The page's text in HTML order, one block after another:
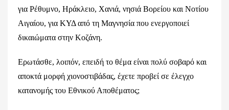
για Ρέθυμνο, Ηράκλειο, Χανιά, νησιά Βορείου και Νοτίου
Αιγαίου, για ΚΥΔ από τη Μαγνησία που ενεργοποιεί
δικαιώματα στην Κοζάνη.
Ερωτάσθε, λοιπόν, επειδή το θέμα είναι πολύ σοβαρό και
αποκτά μορφή χιονοστιβάδας, έχετε προβεί σε έλεγχο
κατανομής του Εθνικού Αποθέματος;